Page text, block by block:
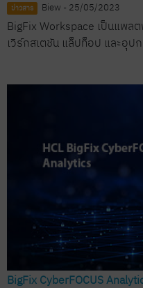
ข่าวสาร Biew - 25/05/2023
BigFix Workspace เป็นแพล
เวิร์กสเตชัน แล็ปท็อป และอุป
BigFix CyberFOCUS